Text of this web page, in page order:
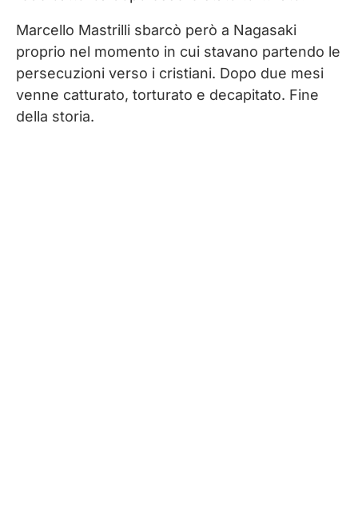
Marcello Mastrilli sbarcò però a Nagasaki
proprio nel momento in cui stavano partendo le
persecuzioni verso i cristiani. Dopo due mesi
venne catturato, torturato e decapitato. Fine
della storia.